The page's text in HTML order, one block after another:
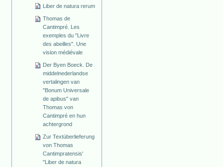
Liber de natura rerum
Thomas de
Cantimpré. Les
exemples du "Livre
des abeilles". Une
vision médiévale
Der Byen Boeck. De
middelnederlandse
vertalingen van
"Bonum Universale
de apibus" van
Thomas von
Cantimpré en hun
achtergrond
Zur Textüberlieferung
von Thomas
Cantimpratensis'
"Liber de natura